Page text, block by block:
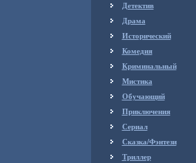
Детектив
Драма
Исторический
Комедия
Криминальный
Мистика
Обучающий
Приключения
Сериал
Сказка/Фэнтези
Триллер